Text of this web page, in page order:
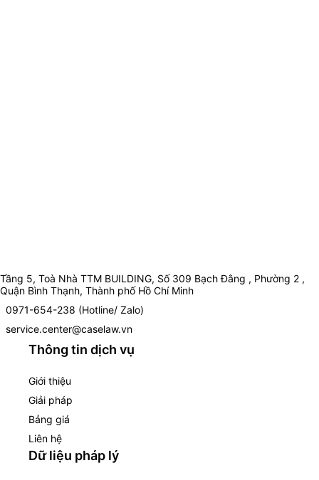
Tầng 5, Toà Nhà TTM BUILDING, Số 309 Bạch Đằng , Phường 2 ,
Quận Bình Thạnh, Thành phố Hồ Chí Minh
0971-654-238 (Hotline/ Zalo)
service.center@caselaw.vn
Thông tin dịch vụ
Giới thiệu
Giải pháp
Bảng giá
Liên hệ
Dữ liệu pháp lý